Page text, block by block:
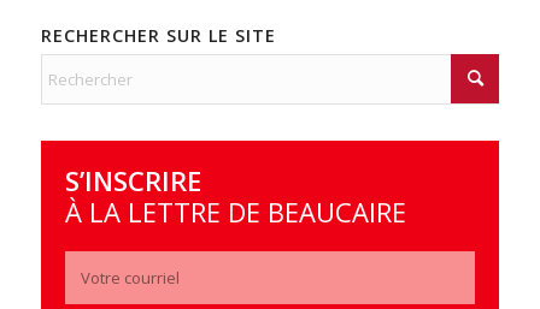
RECHERCHER SUR LE SITE
S’INSCRIRE
À LA LETTRE DE BEAUCAIRE